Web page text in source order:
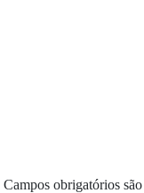
Campos obrigatórios são